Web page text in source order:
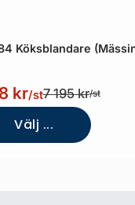
Köksblandare
kr/st7 195 kr/st
Välj ...